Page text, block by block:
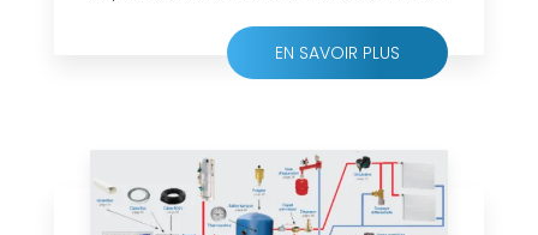
EN SAVOIR PLUS